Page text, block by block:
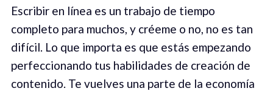
Escribir en línea es un trabajo de tiempo
completo para muchos, y créeme o no, no es tan
difícil. Lo que importa es que estás empezando
perfeccionando tus habilidades de creación de
contenido. Te vuelves una parte de la economía